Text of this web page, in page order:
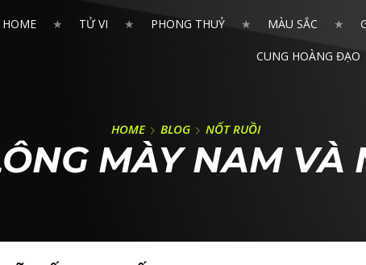
HOME TỬ VI PHONG THUỶ MÀU SẮC
CUNG HOÀNG ĐẠO
HOME BLOG NỐT RUỒI
MÀY NAM VÀ